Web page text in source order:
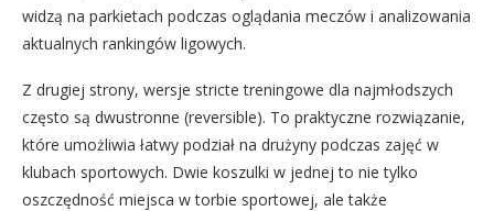
widzą na parkietach podczas oglądania meczów i analizowania
aktualnych rankingów ligowych.
Z drugiej strony, wersje stricte treningowe dla najmłodszych
często są dwustronne (reversible). To praktyczne rozwiązanie,
które umożliwia łatwy podział na drużyny podczas zajęć w
klubach sportowych. Dwie koszulki w jednej to nie tylko
oszczędność miejsca w torbie sportowej, ale także